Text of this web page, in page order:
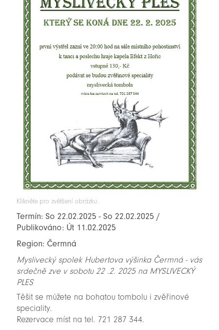
Klikněte pro zvětšení obrázku.
Termín: So 22.02.2025 - So 22.02.2025 /
Publikováno: Út 11.02.2025
Region: Čermná
Myslivecký spolek Hubertova výšinka Čermná - vás
srdečně zve v sobotu 22 .2. 2025 na MYSLIVECKÝ
PLES
Těšit se můžete na bohatou tombolu i zvěřinové
speciality.
Rezervace míst na tel. 721 287 344.